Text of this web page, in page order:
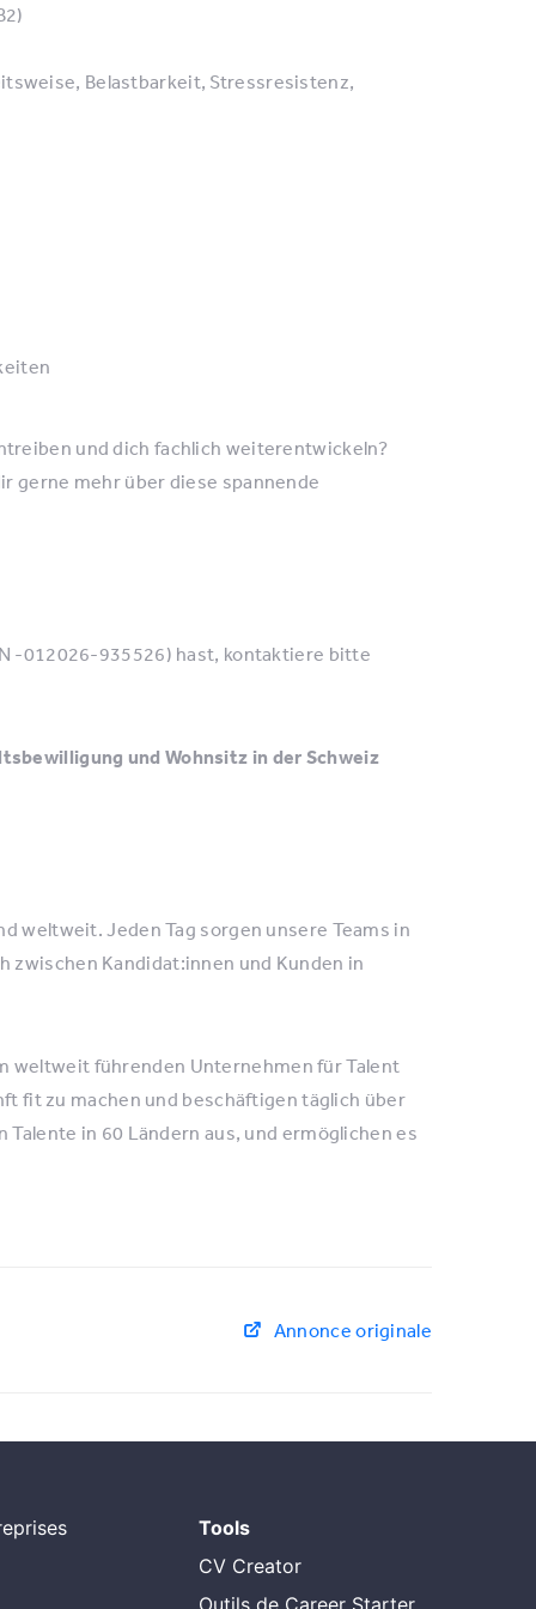
Belastbarkeit, Stressresistenz,
und dich fachlich weiterentwickeln?
gerne mehr über diese spannende
-012026-935526) hast, kontaktiere bitte
und Wohnsitz in der Schweiz
weltweit. Jeden Tag sorgen unsere Teams in
zwischen Kandidat:innen und Kunden in
weltweit führenden Unternehmen für Talent
fit zu machen und beschäftigen täglich über
in 60 Ländern aus, und ermöglichen es
Annonce originale
Tools
CV Creator
Outils de Career Starter